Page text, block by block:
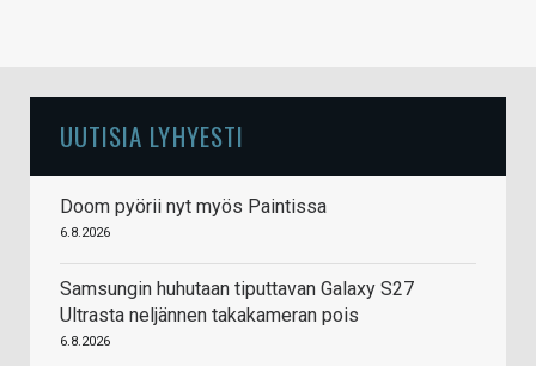
UUTISIA LYHYESTI
Doom pyörii nyt myös Paintissa
6.8.2026
Samsungin huhutaan tiputtavan Galaxy S27
Ultrasta neljännen takakameran pois
6.8.2026